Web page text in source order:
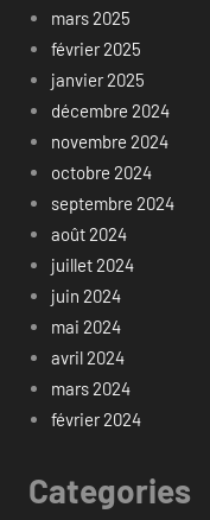
mars 2025
février 2025
janvier 2025
décembre 2024
novembre 2024
octobre 2024
septembre 2024
août 2024
juillet 2024
juin 2024
mai 2024
avril 2024
mars 2024
février 2024
Categories